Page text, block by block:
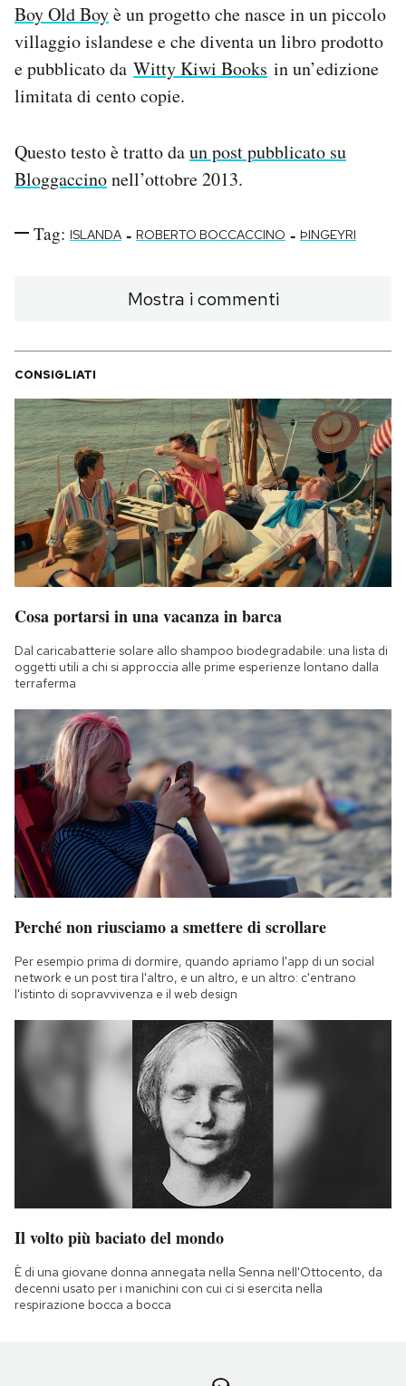
Boy Old Boyè un progetto che nasce in un piccolo
villaggio islandese e che diventa un libro prodotto
e pubblicato da Witty Kiwi Books in un’edizione
limitata di cento copie.
Questo testo è tratto daun post pubblicato su
Bloggaccinonell’ottobre 2013.
Tag: ISLANDA - ROBERTO BOCCACCINO - ÞINGEYRI
Mostra i commenti
CONSIGLIATI
Cosa portarsi in una vacanza in barca
Dal caricabatterie solare allo shampoo biodegradabile: una lista di
oggetti utili a chi si approccia alle prime esperienze lontano dalla
terraferma
Perché non riusciamo a smettere di scrollare
Per esempio prima di dormire, quando apriamo l'app di un social
network e un post tira l'altro, e un altro, e un altro: c'entrano
l'istinto di sopravvivenza e il web design
Il volto più baciato del mondo
È di una giovane donna annegata nella Senna nell'Ottocento, da
decenni usato per i manichini con cui ci si esercita nella
respirazione bocca a bocca